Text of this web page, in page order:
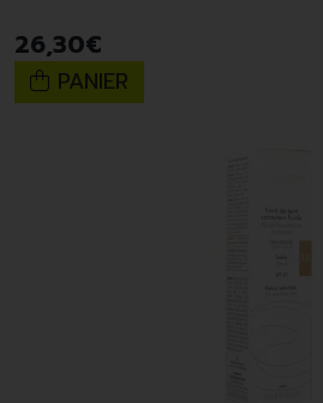
26,30€
PANIER